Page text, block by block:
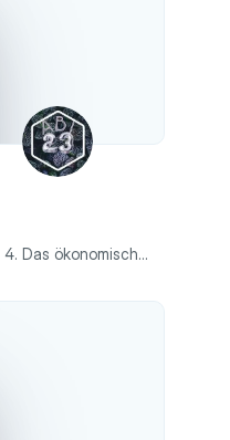
1. Angebot & Nachfrage 2. Wirtschaftskreislauf 3. Produktionsfaktoren 4. Das ökonomische Prinzip 5. Homo Oeconomicus